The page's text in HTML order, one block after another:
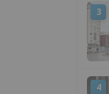
3
4